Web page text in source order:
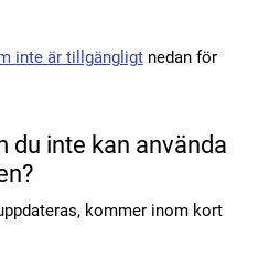
inte är tillgängligtnedan för
du inte kan använda
kommer inom kort